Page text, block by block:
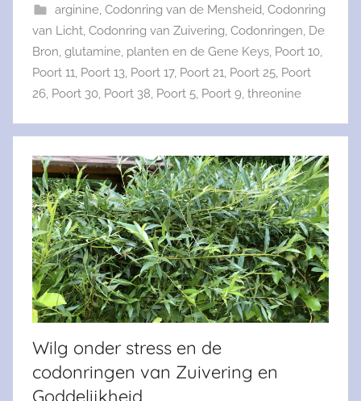
arginine, Codonring van de Mensheid, Codonring
van Licht, Codonring van Zuivering, Codonringen, De
Bron, glutamine, planten en de Gene Keys, Poort 10,
Poort 11, Poort 13, Poort 17, Poort 21, Poort 25, Poort
26, Poort 30, Poort 38, Poort 5, Poort 9, threonine
Wilg onder stress en de
codonringen van Zuivering en
Goddelijkheid